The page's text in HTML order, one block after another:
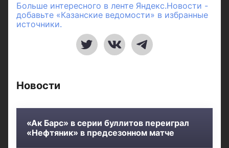
Больше интересного в ленте Яндекс.Новости -
добавьте «Казанские ведомости» в избранные
источники.
Новости
«Ак Барс» в серии буллитов переиграл
«Нефтяник» в предсезонном матче